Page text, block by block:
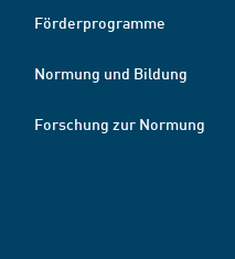
Förderprogramme
Normung und Bildung
Forschung zur Normung